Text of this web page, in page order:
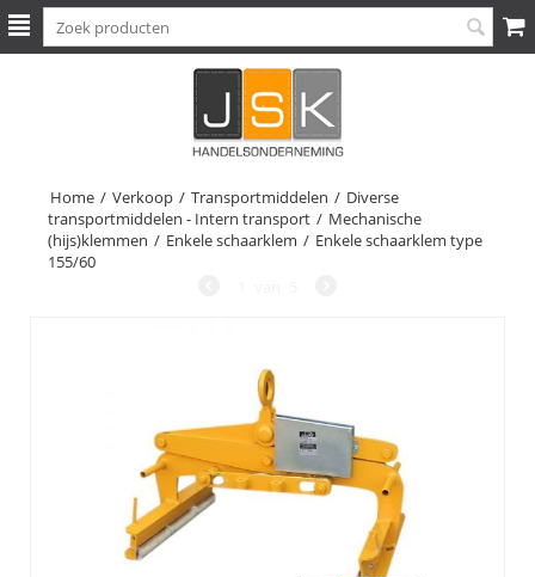
Home / Verkoop / Transportmiddelen / Diverse
transportmiddelen - Intern transport / Mechanische
(hijs)klemmen / Enkele schaarklem / Enkele schaarklem type
155/60